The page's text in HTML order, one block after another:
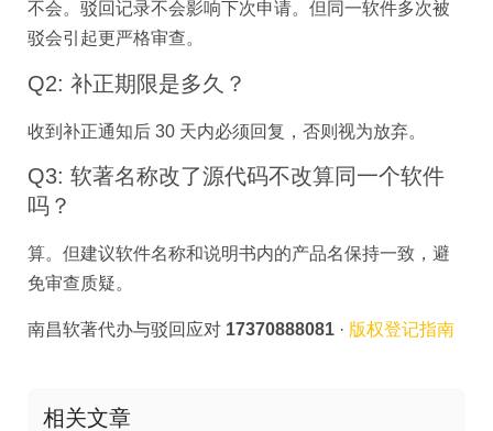
不会。驳回记录不会影响下次申请。但同一软件多次被
驳会引起更严格审查。
Q2: 补正期限是多久？
收到补正通知后 30 天内必须回复，否则视为放弃。
Q3: 软著名称改了源代码不改算同一个软件
吗？
算。但建议软件名称和说明书内的产品名保持一致，避
免审查质疑。
南昌软著代办与驳回应对 17370888081 · 版权登记指南
相关文章